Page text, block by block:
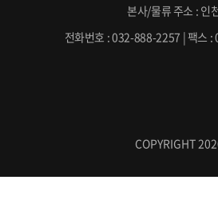
본사/물류 주소 : 인
전화번호 : 032-888-2257 | 팩
COPYRIGHT